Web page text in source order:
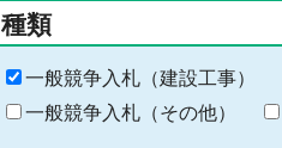
る
キ
ー
種類
一般競争入札（建設工事）
一般競争入札（その他）